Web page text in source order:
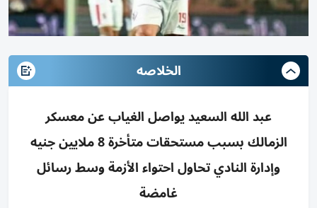
الخلاصه
عبد الله السعيد يواصل الغياب عن معسكر
الزمالك بسبب مستحقات متأخرة 8 ملايين جنيه
وإدارة النادي تحاول احتواء الأزمة وسط رسائل
غامضة